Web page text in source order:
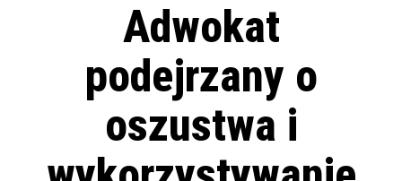
Adwokat
podejrzany o
oszustwa i